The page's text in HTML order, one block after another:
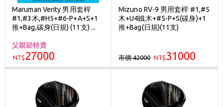
Maruman Verity 男用套桿
#1,#3木,#H5+#6-P+A+S+1
推+Bag,碳身(日規) (11支) ...
父親節特賣
NT$ 27000
Mizuno RV-9 男用套桿 #1,#5
木+U4鐵木+#5-P+S(碳身)+1
推+Bag(日規)(11支)
市價 42000 NT$31000